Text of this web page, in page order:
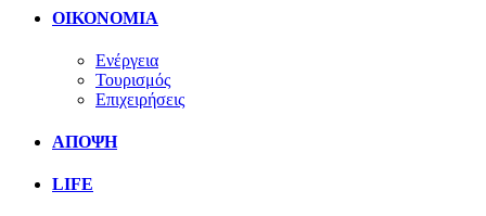
ΟΙΚΟΝΟΜΙΑ
Ενέργεια
Τουρισμός
Επιχειρήσεις
ΑΠΟΨΗ
LIFE